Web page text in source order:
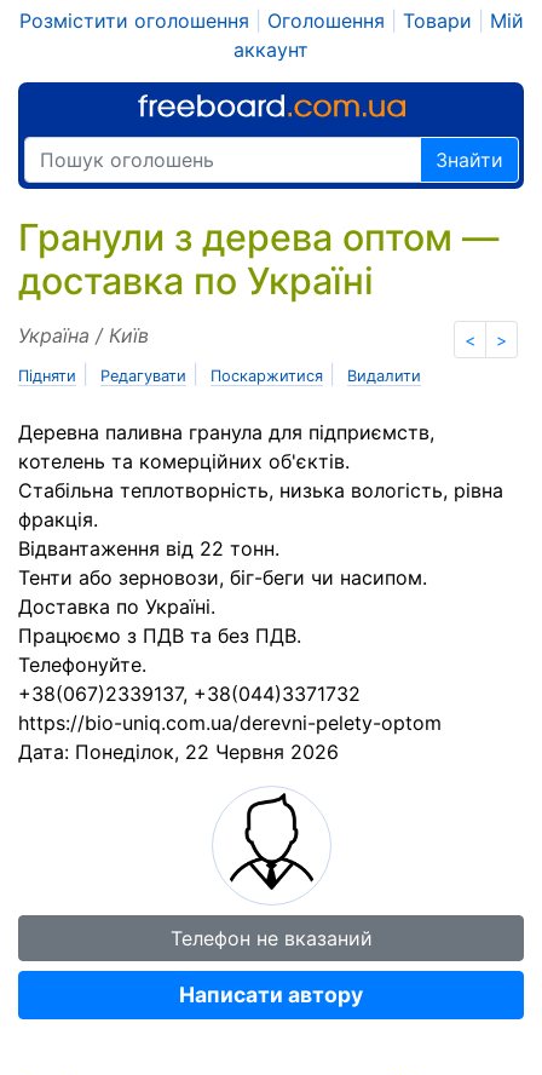
Розмістити оголошення Оголошення Товари
Мій
аккаунт
Знайти
Гранули з дерева оптом —
доставка по Україні
< >
Україна / Київ
Підняти Редагувати Поскаржитися Видалити
Деревна паливна гранула для підприємств,
котелень та комерційних об'єктів.
Стабільна теплотворність, низька вологість, рівна
фракція.
Відвантаження від 22 тонн.
Тенти або зерновози, біг-беги чи насипом.
Доставка по Україні.
Працюємо з ПДВ та без ПДВ.
Телефонуйте.
+38(067)2339137, +38(044)3371732
https://bio-uniq.com.ua/derevni-pelety-optom
Дата: Понеділок, 22 Червня 2026
Телефон не вказаний
Написати автору